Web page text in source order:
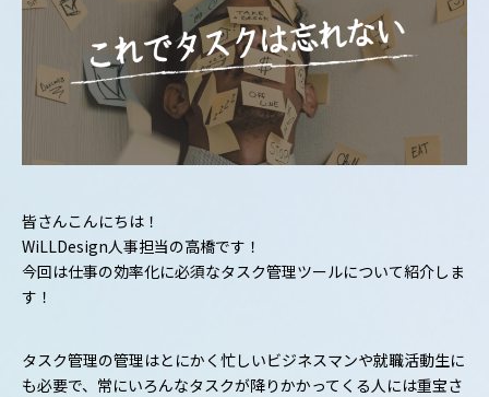
皆さんこんにちは！
WiLLDesign人事担当の高橋です！
今回は仕事の効率化に必須なタスク管理ツールについて紹介しま
す！
タスク管理の管理はとにかく忙しいビジネスマンや就職活動生に
も必要で、常にいろんなタスクが降りかかってくる人には重宝さ